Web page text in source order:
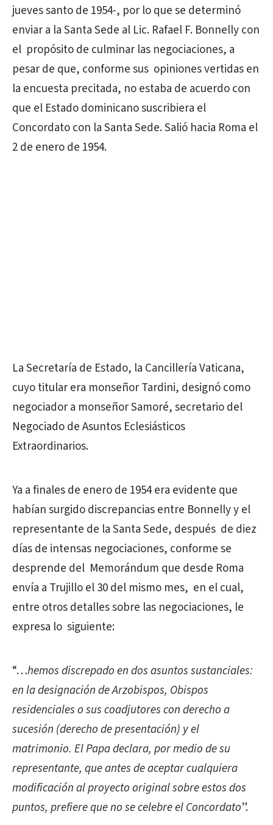
jueves santo de 1954-, por lo que se determinó
enviar a la Santa Sede al Lic. Rafael F. Bonnelly con
el propósito de culminar las negociaciones, a
pesar de que, conforme sus opiniones vertidas en
la encuesta precitada, no estaba de acuerdo con
que el Estado dominicano suscribiera el
Concordato con la Santa Sede. Salió hacia Roma el
2 de enero de 1954.
La Secretaría de Estado, la Cancillería Vaticana,
cuyo titular era monseñor Tardini, designó como
negociador a monseñor Samoré, secretario del
Negociado de Asuntos Eclesiásticos
Extraordinarios.
Ya a finales de enero de 1954 era evidente que
habían surgido discrepancias entre Bonnelly y el
representante de la Santa Sede, después de diez
días de intensas negociaciones, conforme se
desprende del Memorándum que desde Roma
envía a Trujillo el 30 del mismo mes, en el cual,
entre otros detalles sobre las negociaciones, le
expresa lo siguiente:
“…hemos discrepado en dos asuntos sustanciales:
en la designación de Arzobispos, Obispos
residenciales o sus coadjutores con derecho a
sucesión (derecho de presentación) y el
matrimonio. El Papa declara, por medio de su
representante, que antes de aceptar cualquiera
modificación al proyecto original sobre estos dos
puntos, prefiere que no se celebre el Concordato”.